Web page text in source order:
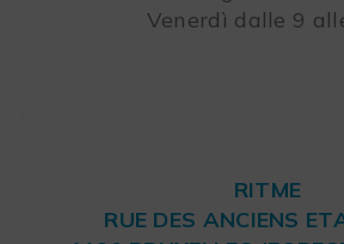
Venerdì dalle 9
RITME
RUE DES ANCIENS